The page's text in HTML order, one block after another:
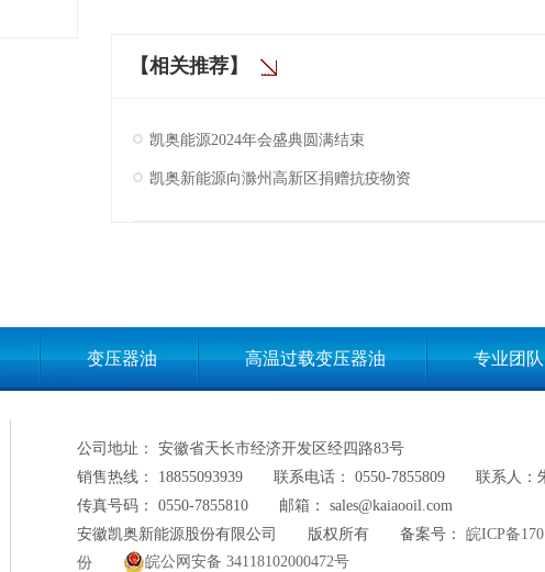
【相关推荐】
凯奥能源2024年会盛典圆满结束
凯奥新能源向滁州高新区捐赠抗疫物资
变压器油 高温过载变压器油 专业团队
公司地址： 安徽省天长市经济开发区经四路83号
销售热线： 18855093939
联系电话： 0550-7855809
联系人：
传真号码： 0550-7855810
邮箱： sales@kaiaooil.com
安徽凯奥新能源股份有限公司
版权所有 备案号： 皖ICP备
份
皖公网安备 34118102000472号